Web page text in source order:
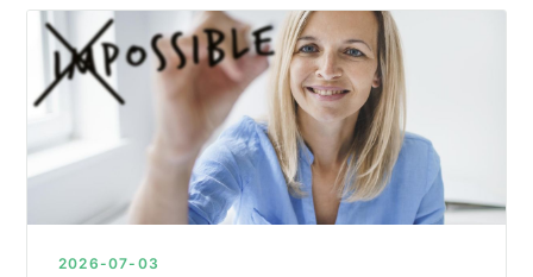
2026-07-03